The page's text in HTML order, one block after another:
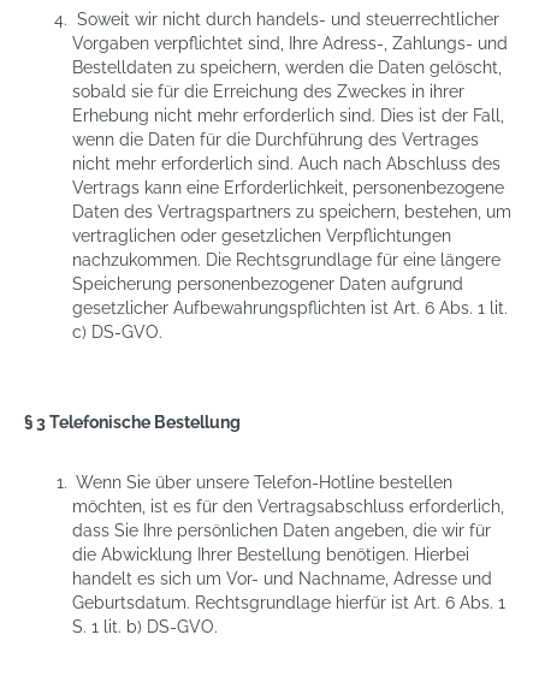
Soweit wir nicht durch handels- und steuerrechtlicher
Vorgaben verpflichtet sind, Ihre Adress-, Zahlungs- und
Bestelldaten zu speichern, werden die Daten gelöscht,
sobald sie für die Erreichung des Zweckes in ihrer
Erhebung nicht mehr erforderlich sind. Dies ist der Fall,
wenn die Daten für die Durchführung des Vertrages
nicht mehr erforderlich sind. Auch nach Abschluss des
Vertrags kann eine Erforderlichkeit, personenbezogene
Daten des Vertragspartners zu speichern, bestehen, um
vertraglichen oder gesetzlichen Verpflichtungen
nachzukommen. Die Rechtsgrundlage für eine längere
Speicherung personenbezogener Daten aufgrund
gesetzlicher Aufbewahrungspflichten ist Art. 6 Abs. 1 lit.
c) DS-GVO.
§ 3 Telefonische Bestellung
Wenn Sie über unsere Telefon-Hotline bestellen
möchten, ist es für den Vertragsabschluss erforderlich,
dass Sie Ihre persönlichen Daten angeben, die wir für
die Abwicklung Ihrer Bestellung benötigen. Hierbei
handelt es sich um Vor- und Nachname, Adresse und
Geburtsdatum. Rechtsgrundlage hierfür ist Art. 6 Abs. 1
S. 1 lit. b) DS-GVO.